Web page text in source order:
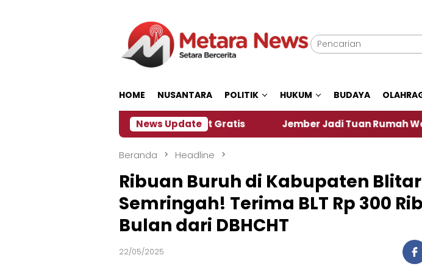
HOME NUSANTARA POLITIK HUKUM BUDAYA
News Update
Siapkan Kopi dan Pijat Gratis Jember Jadi Tuan Rumah World
Beranda Headline
Ribuan Buruh di Kabupaten Blitar
Semringah! Terima BLT Rp 300
Bulan dari DBHCHT
22/05/2025